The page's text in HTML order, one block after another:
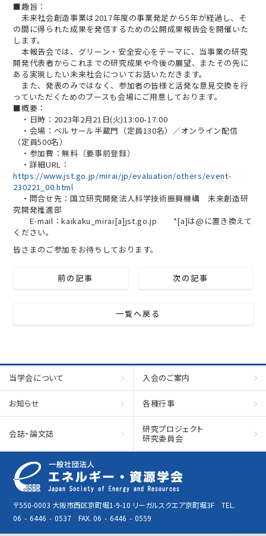
■趣旨：
未来社会創造事業は2017年度の事業発足から5年が経過し、そ
の間に得られた成果を発信するための公開成果報告会を開催いた
します。
本報告会では、グリーン・安全安心をテーマに、当事業の研究
開発代表者からこれまでの研究成果や今後の展望、またその先に
ある実現したい未来社会についてお話いただきます。
また、発表のみではなく、参加者の皆様と活発な意見交換を行
っていただくためのブースも会場にご用意しております。
■概要：
・日時：2023年2月21日(火)13:00-17:00
・会場：ベルサール半蔵門（定員130名）／オンライン配信
（定員500名）
・参加費：無料（要事前登録）
・詳細URL：
https://www.jst.go.jp/mirai/jp/evaluation/others/event-
230221_00.html
・問合せ先：国立研究開発法人科学技術振興機構 未来創造研
究開発推進部
E-mail：kaikaku_mirai[a]jst.go.jp
*[a]は@に置き換えて
ください。
皆さまのご参加をお待ちしております。
前の記事
一覧へ戻る
次の記事
当学会について 入会のご案内
お知らせ 各種行事
会誌・論文誌
研究プロジェクト
研究委員会
〒550-0003 大阪市西区京町堀1-9-10 リーガルスクエア京町堀3F TEL.
06 - 6446 - 0537 FAX. 06 - 6446 - 0559